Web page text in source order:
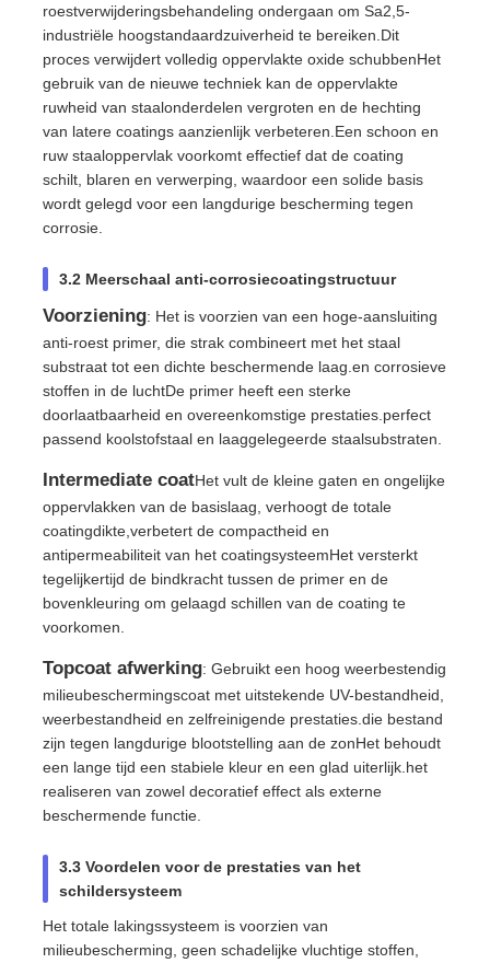
roestverwijderingsbehandeling ondergaan om Sa2,5-
industriële hoogstandaardzuiverheid te bereiken.Dit
proces verwijdert volledig oppervlakte oxide schubbenHet
gebruik van de nieuwe techniek kan de oppervlakte
ruwheid van staalonderdelen vergroten en de hechting
van latere coatings aanzienlijk verbeteren.Een schoon en
ruw staaloppervlak voorkomt effectief dat de coating
schilt, blaren en verwerping, waardoor een solide basis
wordt gelegd voor een langdurige bescherming tegen
corrosie.
3.2 Meerschaal anti-corrosiecoatingstructuur
Voorziening: Het is voorzien van een hoge-aansluiting
anti-roest primer, die strak combineert met het staal
substraat tot een dichte beschermende laag.en corrosieve
stoffen in de luchtDe primer heeft een sterke
doorlaatbaarheid en overeenkomstige prestaties.perfect
passend koolstofstaal en laaggelegeerde staalsubstraten.
Intermediate coatHet vult de kleine gaten en ongelijke
oppervlakken van de basislaag, verhoogt de totale
coatingdikte,verbetert de compactheid en
antipermeabiliteit van het coatingsysteemHet versterkt
tegelijkertijd de bindkracht tussen de primer en de
bovenkleuring om gelaagd schillen van de coating te
voorkomen.
Topcoat afwerking: Gebruikt een hoog weerbestendig
milieubeschermingscoat met uitstekende UV-bestandheid,
weerbestandheid en zelfreinigende prestaties.die bestand
zijn tegen langdurige blootstelling aan de zonHet behoudt
een lange tijd een stabiele kleur en een glad uiterlijk.het
realiseren van zowel decoratief effect als externe
beschermende functie.
3.3 Voordelen voor de prestaties van het
schildersysteem
Het totale lakingssysteem is voorzien van
milieubescherming, geen schadelijke vluchtige stoffen,